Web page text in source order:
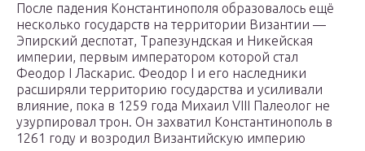
После падения Константинополя образовалось ещё
несколько государств на территории Византии —
Эпирский деспотат, Трапезундская и Никейская
империи, первым императором которой стал
Феодор I Ласкарис. Феодор I и его наследники
расширяли территорию государства и усиливали
влияние, пока в 1259 года Михаил VIII Палеолог не
узурпировал трон. Он захватил Константинополь в
1261 году и возродил Византийскую империю